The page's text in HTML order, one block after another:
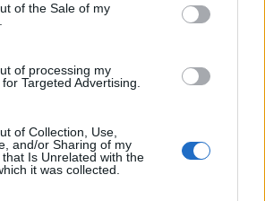
of the Sale of my
of processing my
Targeted Advertising.
of Collection, Use,
and/or Sharing of my
Is Unrelated with the
it was collected.
en Ceuta: La UE dividida